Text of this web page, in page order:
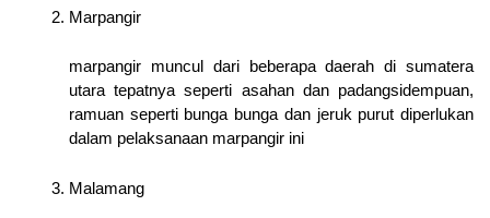
Marpangir
marpangir muncul dari beberapa daerah di sumatera
utara tepatnya seperti asahan dan padangsidempuan,
ramuan seperti bunga bunga dan jeruk purut diperlukan
dalam pelaksanaan marpangir ini
Malamang